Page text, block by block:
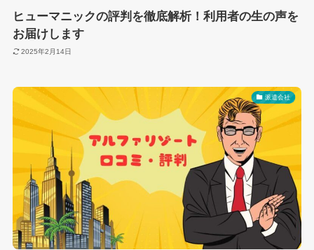
ヒューマニックの評判を徹底解析！利用者の生の声を
お届けします
2025年2月14日
派遣会社